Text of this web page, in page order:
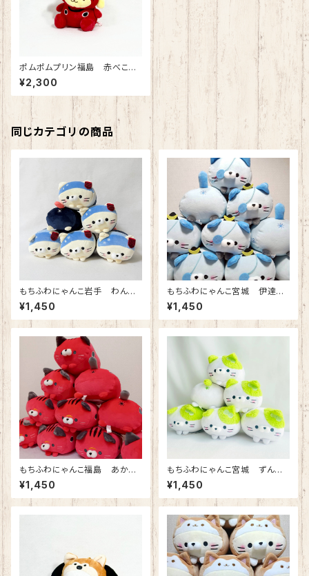
ポムポムプリン福島 赤べこ
BCマスコット
¥2,300
同じカテゴリの商品
もちふわにゃんこ岩手 わんこ
そば ぬいぐるみ
¥1,450
もちふわにゃんこ宮城 伊達政
宗ぬいぐるみ
¥1,450
もちふわにゃんこ福島 あかべ
こ ぬいぐるみ
¥1,450
もちふわにゃんこ宮城 ずん
だ ぬいぐるみ
¥1,450